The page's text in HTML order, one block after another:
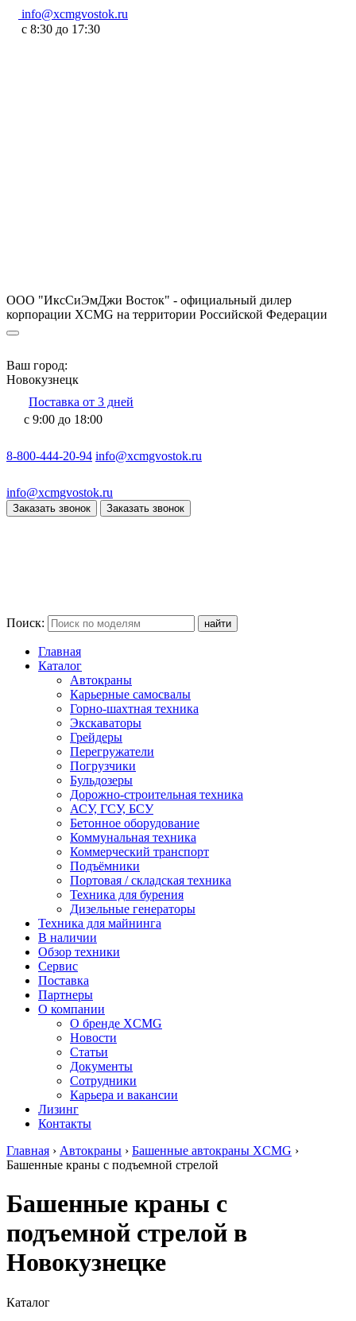
info@xcmgvostok.ru
с 8:30 до 17:30
ООО "ИксСиЭмДжи Восток" - официальный дилер
корпорации XCMG на территории Российской Федерации
Ваш город:
Новокузнецк
Поставка от 3 дней
с 9:00 до 18:00
8-800-444-20-94 info@xcmgvostok.ru
info@xcmgvostok.ru
Заказать звонок Заказать звонок
Поиск:
Главная
Каталог
Автокраны
Карьерные самосвалы
Горно-шахтная техника
Экскаваторы
Грейдеры
Перегружатели
Погрузчики
Бульдозеры
Дорожно-строительная техника
АСУ, ГСУ, БСУ
Бетонное оборудование
Коммунальная техника
Коммерческий транспорт
Подъёмники
Портовая / складская техника
Техника для бурения
Дизельные генераторы
Техника для майнинга
В наличии
Обзор техники
Сервис
Поставка
Партнеры
О компании
О бренде XCMG
Новости
Статьи
Документы
Сотрудники
Карьера и вакансии
Лизинг
Контакты
Главная › Автокраны › Башенные автокраны XCMG ›
Башенные краны с подъемной стрелой
Башенные краны с
подъемной стрелой в
Новокузнецке
Каталог